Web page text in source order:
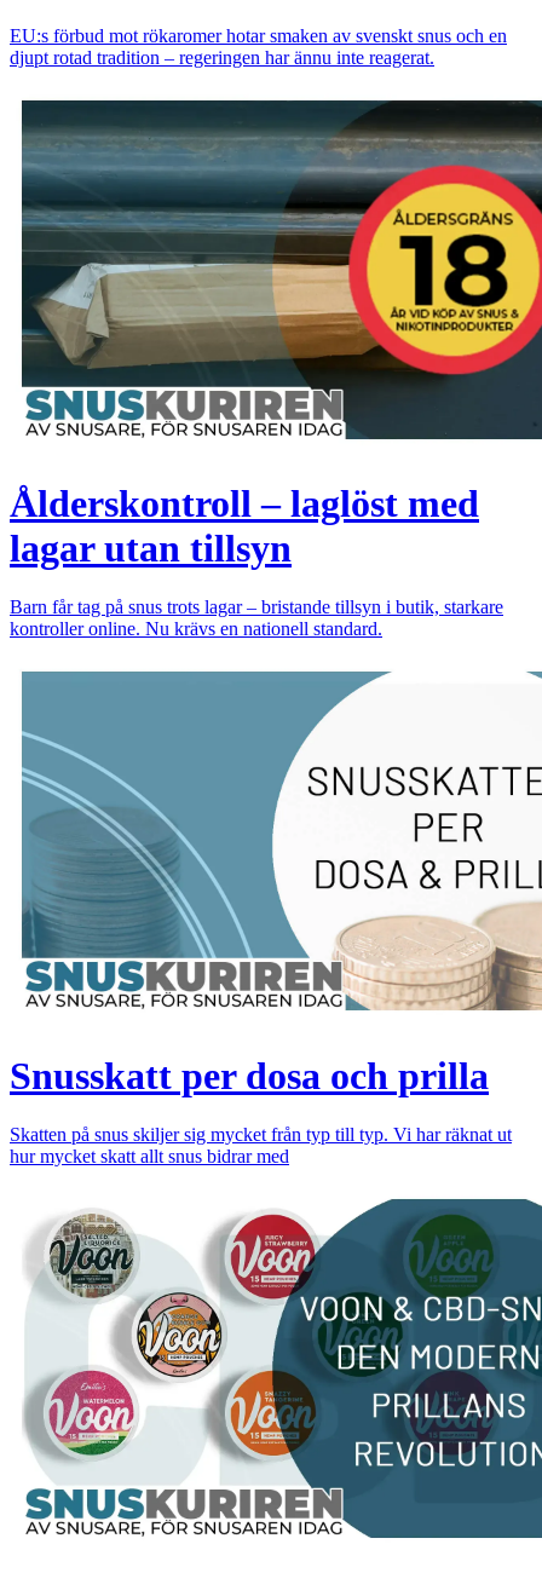
EU:s förbud mot rökaromer hotar smaken av svenskt snus och en
djupt rotad tradition – regeringen har ännu inte reagerat.
Ålderskontroll – laglöst med
lagar utan tillsyn
Barn får tag på snus trots lagar – bristande tillsyn i butik, starkare
kontroller online. Nu krävs en nationell standard.
Snusskatt per dosa och prilla
Skatten på snus skiljer sig mycket från typ till typ. Vi har räknat ut
hur mycket skatt allt snus bidrar med